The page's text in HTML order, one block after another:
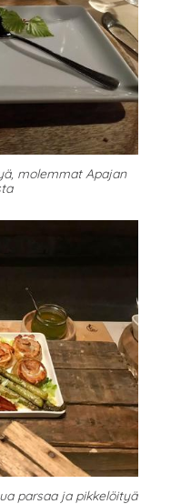
molemmat Apajan
parsaa ja pikkelöityä